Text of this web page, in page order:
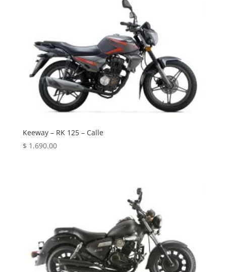
Keeway – RK 125 – Calle
$ 1.690.00